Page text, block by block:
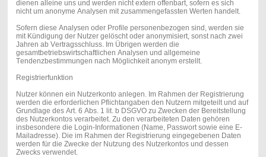
dienen alleine uns und werden nicht extern offenbart, sofern es sich
nicht um anonyme Analysen mit zusammengefassten Werten handelt.
Sofern diese Analysen oder Profile personenbezogen sind, werden sie
mit Kündigung der Nutzer gelöscht oder anonymisiert, sonst nach zwei
Jahren ab Vertragsschluss. Im Übrigen werden die
gesamtbetriebswirtschaftlichen Analysen und allgemeine
Tendenzbestimmungen nach Möglichkeit anonym erstellt.
Registrierfunktion
Nutzer können ein Nutzerkonto anlegen. Im Rahmen der Registrierung
werden die erforderlichen Pflichtangaben den Nutzern mitgeteilt und auf
Grundlage des Art. 6 Abs. 1 lit. b DSGVO zu Zwecken der Bereitstellung
des Nutzerkontos verarbeitet. Zu den verarbeiteten Daten gehören
insbesondere die Login-Informationen (Name, Passwort sowie eine E-
Mailadresse). Die im Rahmen der Registrierung eingegebenen Daten
werden für die Zwecke der Nutzung des Nutzerkontos und dessen
Zwecks verwendet.